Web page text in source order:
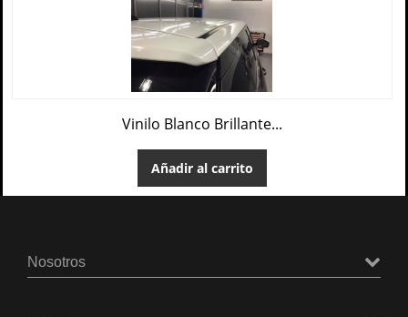
Vinilo Blanco Brillante...
Añadir al carrito
Nosotros